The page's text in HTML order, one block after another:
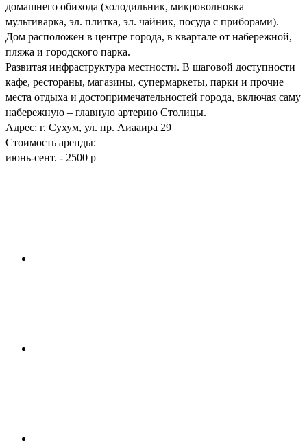
домашнего обихода (холодильник, микроволновка
мультиварка, эл. плитка, эл. чайник, посуда с приборами).
Дом расположен в центре города, в квартале от набережной,
пляжа и городского парка.
Развитая инфраструктура местности. В шаговой доступности
кафе, рестораны, магазины, супермаркеты, парки и прочие
места отдыха и достопримечательностей города, включая саму
набережную – главную артерию Столицы.
Адрес: г. Сухум, ул. пр. Аиааира 29
Стоимость аренды:
июнь-сент. - 2500 р